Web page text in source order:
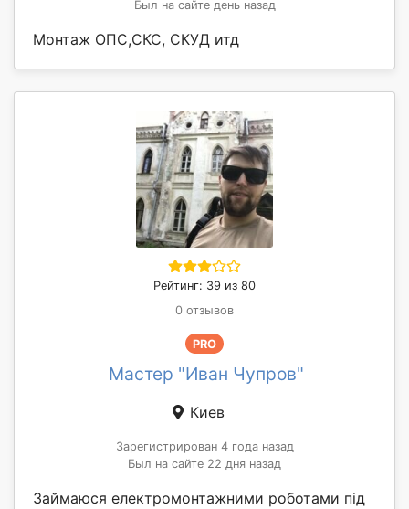
Был на сайте день назад
Монтаж ОПС,СКС, СКУД итд
Рейтинг: 39 из 80
0 отзывов
PRO
Мастер "Иван Чупров"
Киев
Зарегистрирован 4 года назад
Был на сайте 22 дня назад
Займаюся електромонтажними роботами під